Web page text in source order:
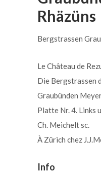
Rhäzüns
Bergstrassen
Le Château de
Die Bergstrassen
Graubünden
Platte Nr. 4. Links
Ch. Meichelt sc.
À Zürich chez
Info